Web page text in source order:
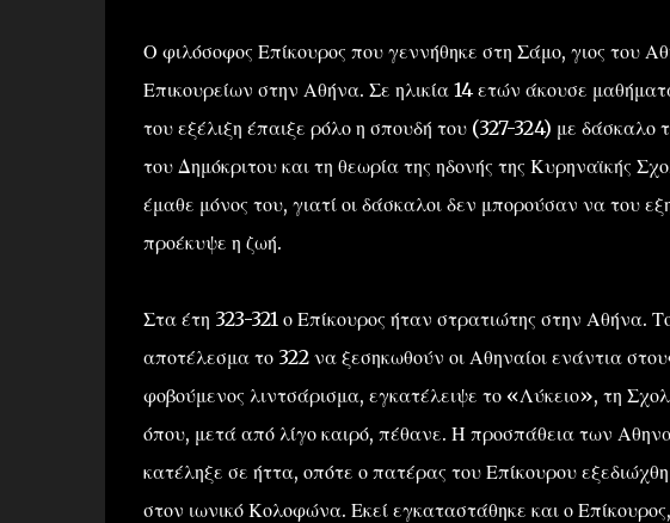
Ο φιλόσοφος Επίκουρος που γεννήθηκε στη Σάμο, γιος του
Επικουρείων στην Αθήνα. Σε ηλικία 14 ετών άκουσε
του εξέλιξη έπαιξε ρόλο η σπουδή του (327-324) με δάσκαλο
του Δημόκριτου και τη θεωρία της ηδονής της Κυρηναϊκής
έμαθε μόνος του, γιατί οι δάσκαλοι δεν μπορούσαν να του
προέκυψε η ζωή.
Στα έτη 323-321 ο Επίκουρος ήταν στρατιώτης στην
αποτέλεσμα το 322 να ξεσηκωθούν οι Αθηναίοι ενάντια
φοβούμενος λιντσάρισμα, εγκατέλειψε το «Λύκειο», τη
όπου, μετά από λίγο καιρό, πέθανε. Η προσπάθεια των
κατέληξε σε ήττα, οπότε ο πατέρας του Επίκουρου
στον ιωνικό Κολοφώνα. Εκεί εγκαταστάθηκε και ο